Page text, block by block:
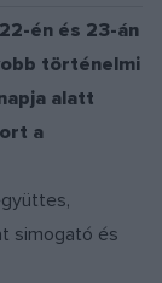
én és 23-án
történelmi
alatt
a
simogató és